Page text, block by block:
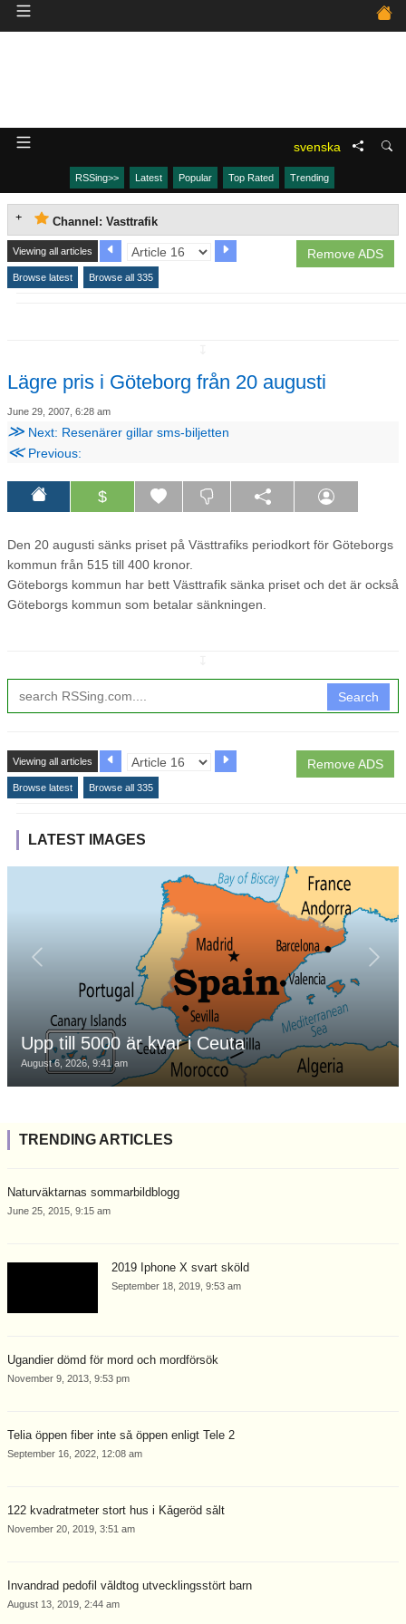
svenska
RSSing>> Latest Popular Top Rated Trending
Channel: Vasttrafik
Remove ADS
Viewing all articles
Browse latest Browse all 335
Lägre pris i Göteborg från 20 augusti
June 29, 2007, 6:28 am
≫ Next: Resenärer gillar sms-biljetten
≪Previous:
$
Den 20 augusti sänks priset på Västtrafiks periodkort för Göteborgs
kommun från 515 till 400 kronor.
Göteborgs kommun har bett Västtrafik sänka priset och det är också
Göteborgs kommun som betalar sänkningen.
Search
Remove ADS
Viewing all articles
Browse latest Browse all 335
LATEST IMAGES
Upp till 5000 är kvar i Ceuta
August 6, 2026, 9:41 am
TRENDING ARTICLES
Naturväktarnas sommarbildblogg
June 25, 2015, 9:15 am
2019 Iphone X svart sköld
September 18, 2019, 9:53 am
Ugandier dömd för mord och mordförsök
November 9, 2013, 9:53 pm
Telia öppen fiber inte så öppen enligt Tele 2
September 16, 2022, 12:08 am
122 kvadratmeter stort hus i Kågeröd sålt
November 20, 2019, 3:51 am
Invandrad pedofil våldtog utvecklingsstört barn
August 13, 2019, 2:44 am